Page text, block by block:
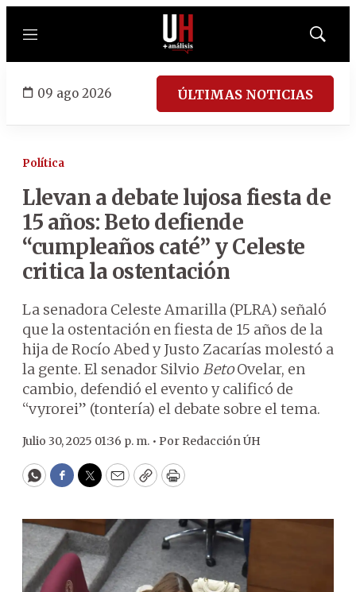
Menú
Mostrar
09 ago 2026 ÚLTIMAS NOTICIAS
Política
Llevan a debate lujosa fiesta de
15 años: Beto defiende
“cumpleaños caté” y Celeste
critica la ostentación
La senadora Celeste Amarilla (PLRA) señaló
que la ostentación en fiesta de 15 años de la
hija de Rocío Abed y Justo Zacarías molestó a
la gente. El senador Silvio BetoOvelar, en
cambio, defendió el evento y calificó de
“vyrorei” (tontería) el debate sobre el tema.
Julio 30, 2025 01:36 p. m. • Por Redacción ÚH
WhatsApp
Facebook
Twitter
EmailCopyPrint